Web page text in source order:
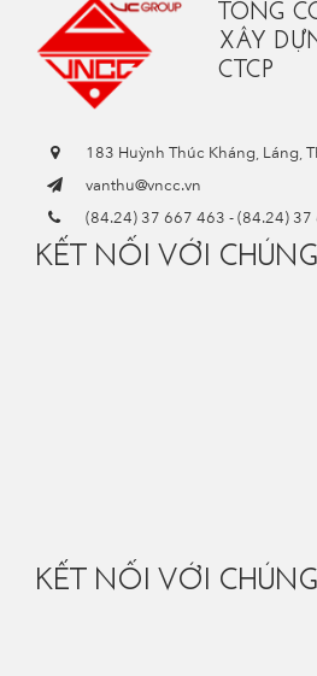
TỔNG
XÂY
CTCP
183 Huỳnh Thúc Kháng, Láng,
vanthu@vncc.vn
(84.24) 37 667 463 -(84.24) 37
KẾT NỐI VỚI
KẾT NỐI VỚI